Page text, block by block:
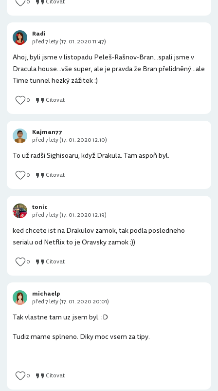
0 Citovat
Ahoj, byli jsme v listopadu Peleš-Rašnov-Bran...spali jsme v
Dracula house...vše super, ale je pravda že Bran přelidněný...ale
Time tunnel hezký zážitek :)
0 Citovat
Radi
před 7 lety (17. 01. 2020 11:47)
To už radši Sighisoaru, když Drakula. Tam aspoň byl.
0 Citovat
Kajman77
před 7 lety (17. 01. 2020 12:10)
ked chcete ist na Drakulov zamok, tak podla posledneho
serialu od Netflix to je Oravsky zamok :))
0 Citovat
tonic
před 7 lety (17. 01. 2020 12:19)
Tak vlastne tam uz jsem byl. :D
Tudiz mame splneno. Diky moc vsem za tipy.
0 Citovat
michaelp
před 7 lety (17. 01. 2020 20:01)